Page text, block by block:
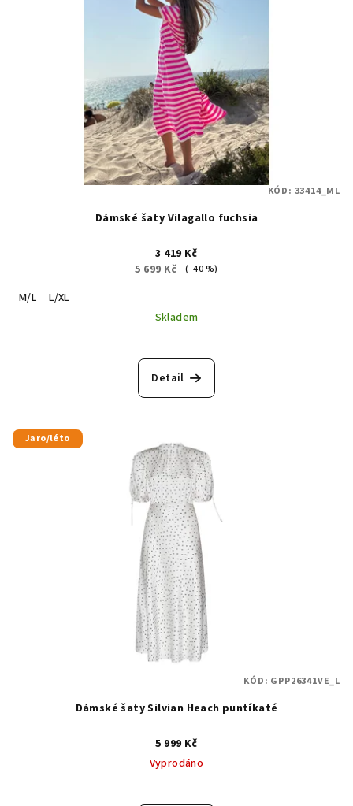
Dámské šaty Vilagallo fuchsia
3 419 Kč
5 699 Kč
(–40 %)
M/L
L/XL
Skladem
Detail
KÓD: 33414_ML
Jaro/léto
Dámské šaty Silvian Heach puntíkaté
5 999 Kč
Vyprodáno
KÓD: GPP26341VE_L